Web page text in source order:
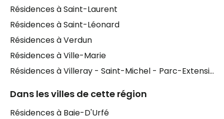
Résidences à Saint-Laurent
Résidences à Saint-Léonard
Résidences à Verdun
Résidences à Ville-Marie
Résidences à Villeray - Saint-Michel - Parc-Extension
Dans les villes de cette région
Résidences à Baie-D'Urfé